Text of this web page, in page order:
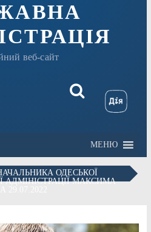
веб-сайт
МЕНЮ
ОДЕСЬКОЇ
АДМІНІСТРАЦІЇ МАКСИМА